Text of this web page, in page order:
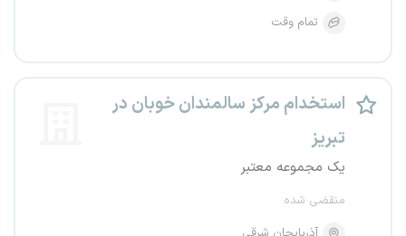
تمام وقت
استخدام مرکز سالمندان خوبان در
تبریز
یک مجموعه معتبر
منقضی شده